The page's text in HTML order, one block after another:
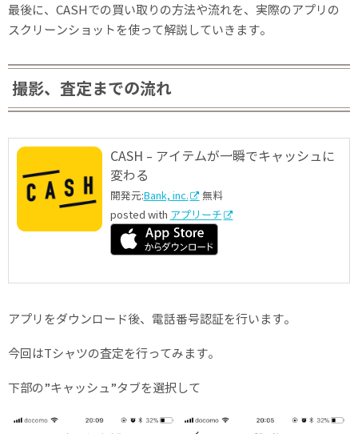
最後に、CASHでの買い取りの方法や流れを、実際のアプリの
スクリーンショットを使って解説していきます。
撮影、査定までの流れ
CASH - アイテムが一瞬でキャッシュに
変わる
開発元:Bank, inc.
無料
posted with アプリーチ
アプリをダウンロード後、電話番号認証を行います。
今回はTシャツの査定を行ってみます。
下部の”キャッシュ”タブを選択して